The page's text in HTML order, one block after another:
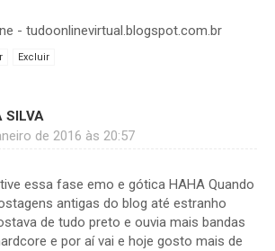
- tudoonlinevirtual.blogspot.com.br
Excluir
SILVA
de 2016 às 20:57
essa fase emo e gótica HAHA Quando
antigas do blog até estranho
de tudo preto e ouvia mais bandas
e por aí vai e hoje gosto mais de